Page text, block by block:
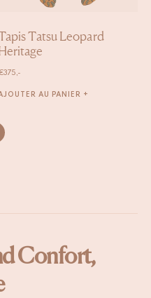
Tatsu Leopard
375,-
AU PANIER +
Confort,